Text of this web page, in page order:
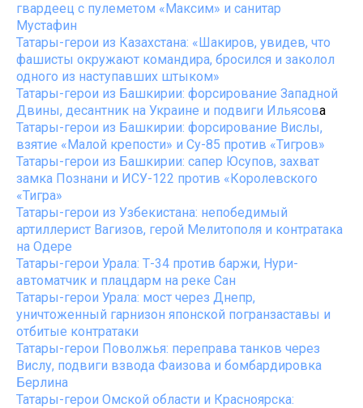
гвардеец с пулеметом «Максим» и санитар
Мустафин
Татары-герои из Казахстана: «Шакиров, увидев, что
фашисты окружают командира, бросился и заколол
одного из наступавших штыком»
Татары-герои из Башкирии: форсирование Западной
Двины, десантник на Украине и подвиги Ильясова
Татары-герои из Башкирии: форсирование Вислы,
взятие «Малой крепости» и Су-85 против «Тигров»
Татары-герои из Башкирии: сапер Юсупов, захват
замка Познани и ИСУ-122 против «Королевского
«Тигра»
Татары-герои из Узбекистана: непобедимый
артиллерист Вагизов, герой Мелитополя и контратака
на Одере
Татары-герои Урала: Т-34 против баржи, Нури-
автоматчик и плацдарм на реке Сан
Татары-герои Урала: мост через Днепр,
уничтоженный гарнизон японской погранзаставы и
отбитые контратаки
Татары-герои Поволжья: переправа танков через
Вислу, подвиги взвода Фаизова и бомбардировка
Берлина
Татары-герои Омской области и Красноярска: